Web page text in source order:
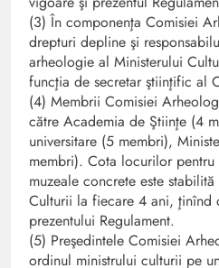
(3) În componenţa Comisiei
drepturi depline şi
arheologie al Ministerului
funcţia de secretar ştiinţific al
(4) Membrii Comisiei
către Academia de Ştiinţe (4
universitare (5 membri),
membri). Cota locurilor pentru
muzeale concrete este
Culturii la fiecare 4 ani, ţinînd
prezentului Regulament.
(5) Preşedintele Comisiei
ordinul ministrului culturii pe